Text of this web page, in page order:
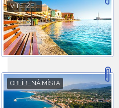
VÍTE, ŽE...
OBLÍBENÁ MÍSTA